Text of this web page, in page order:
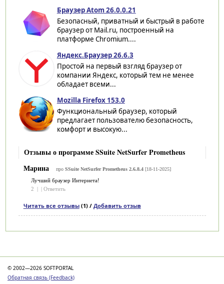
Браузер Atom 26.0.0.21
Безопасный, приватный и быстрый в работе
браузер от Mail.ru, построенный на
платформе Chromium....
Яндекс.Браузер 26.6.3
Простой на первый взгляд браузер от
компании Яндекс, который тем не менее
обладает всеми...
Mozilla Firefox 153.0
Функциональный браузер, который
предлагает пользователю безопасность,
комфорт и высокую...
Отзывы о программе SSuite NetSurfer Prometheus
Марина
про SSuite NetSurfer Prometheus 2.6.8.4[18-11-2025]
Лучший браузер Интернета!
2
Ответить
Читать все отзывы(1) / Добавить отзыв
© 2002—2026 SOFTPORTAL
Обратная связь (Feedback)